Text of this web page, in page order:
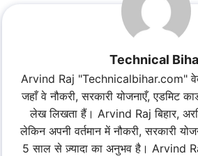
Technical
Arvind Raj "Technicalbihar.com"
जहाँ वे नौकरी, सरकारी योजनाएँ, एडमिट
लेख लिखता हैं। Arvind Raj बिहार,
लेकिन अपनी वर्तमान में नौकरी, सरकारी
5 साल से ज़्यादा का अनुभव है। Arvind